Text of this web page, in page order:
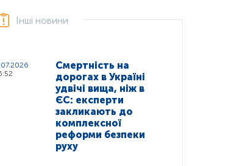
Інші новини
Смертність на
дорогах в Україні
удвічі вища, ніж в
ЄС: експерти
закликають до
комплексної
реформи безпеки
руху